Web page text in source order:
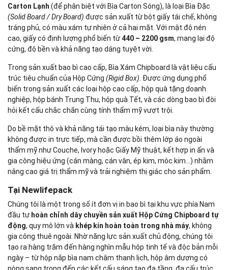
Carton Lạnh (để phân biệt với Bìa Carton Sóng), là loại Bìa Đặc
(Solid Board / Dry Board) được sản xuất từ bột giấy tái chế, không
tráng phủ, có màu xám tự nhiên ở cả hai mặt. Với mật độ nén
cao, giấy có định lượng phổ biến từ440 – 2200 gsm, mang lại độ
cứng, độ bền và khả năng tạo dáng tuyệt vời.
Trong sản xuất bao bì cao cấp, Bìa Xám Chipboard là vật liệu cấu
trúc tiêu chuẩn của Hộp Cứng (Rigid Box) . Được ứng dụng phổ
biến trong sản xuất các loại hộp cao cấp, hộp quà tặng doanh
nghiệp, hộp bánh Trung Thu, hộp quà Tết, và các dòng bao bì đòi
hỏi kết cấu chắc chắn cùng tính thẩm mỹ vượt trội.
Do bề mặt thô và khả năng tái tạo màu kém, loại bìa này thường
không được in trực tiếp, mà cần được bồi thêm lớp áo ngoài
thẩm mỹ như Couche, Ivory hoặc Giấy Mỹ thuật, kết hợp in ấn và
gia công hiệu ứng (cán màng, cán vân, ép kim, móc kim…) nhằm
nâng cao giá trị thẩm mỹ và trải nghiệm thị giác cho sản phẩm.
Tại Newlifepack
Chúng tôi là một trong số ít đơn vị in bao bì tại khu vực phía Nam
đầu tư hoàn chỉnh dây chuyền sản xuất Hộp Cứng Chipboard tự
động, quy mô lớn và khép kín hoàn toàn trong nhà máy, không
gia công thuê ngoài. Nhờ năng lực sản xuất chủ động, chúng tôi
tạo ra hàng trăm đến hàng nghìn mẫu hộp tinh tế và độc bản mỗi
ngày – từ hộp nắp bìa nam châm thanh lịch, hộp âm dương có